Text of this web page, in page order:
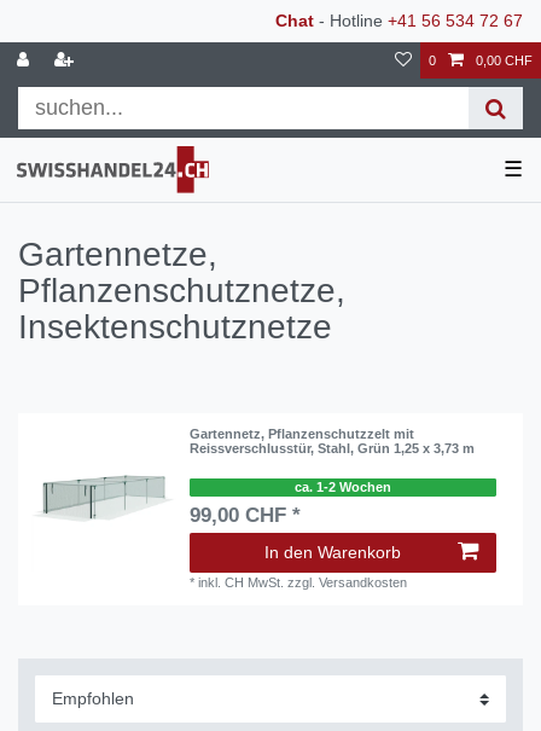
Chat - Hotline +41 56 534 72 67
0 0,00 CHF
☰
Gartennetze,
Pflanzenschutznetze,
Insektenschutznetze
Gartennetz, Pflanzenschutzzelt mit
Reissverschlusstür, Stahl, Grün 1,25 x 3,73 m
ca. 1-2 Wochen
99,00 CHF *
In den Warenkorb
*inkl. CH MwSt. zzgl.Versandkosten